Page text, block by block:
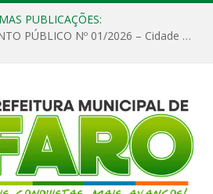
PUBLICAÇÕES:
EDITAL DE CHAMAMENTO PÚBLICO Nº 01/2026 – Cidade de Faro